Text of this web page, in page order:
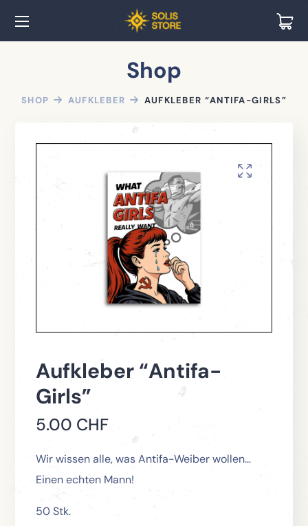
Shop
SHOP AUFKLEBER AUFKLEBER “ANTIFA-GIRLS”
Aufkleber “Antifa-
Girls”
5.00 CHF
Wir wissen alle, was Antifa-Weiber wollen…
Einen echten Mann!
50 Stk.